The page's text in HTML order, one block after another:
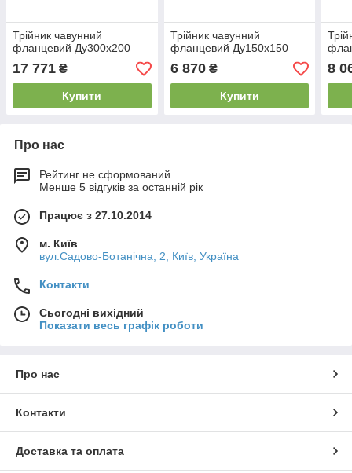
Трійник чавунний
фланцевий Ду300х200
17 771 ₴
Купити
Трійник чавунний
фланцевий Ду150х150
6 870₴
Купити
8
Про нас
Рейтинг не сформований
Менше 5 відгуків за останній рік
Працює з 27.10.2014
м. Київ
вул.Садово-Ботанічна, 2, Київ, Україна
Контакти
Сьогодні вихідний
Показати весь графік роботи
Про нас
Контакти
Доставка та оплата